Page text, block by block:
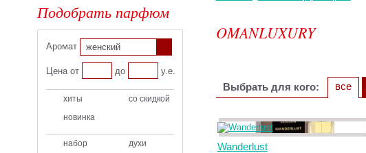
OMANLUXURY
Выбрать для кого: все
Wanderlust
Подобрать парфюм
Аромат женский
Цена от до у.е.
хиты
со скидкой
новинка
набор
духи